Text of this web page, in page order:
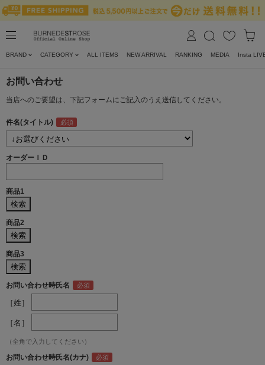
BRAND CATEGORY ALL ITEMS NEW ARRIVAL RANKING MEDIA Insta
お問い合わせ
当店へのご要望は、下記フォームにご記入のうえ送信してください。
件名(タイトル)
オーダーＩＤ
商品1
商品2
商品3
お問い合わせ時氏名
［姓］
［名］
（全角で入力してください）
お問い合わせ時氏名(カナ)